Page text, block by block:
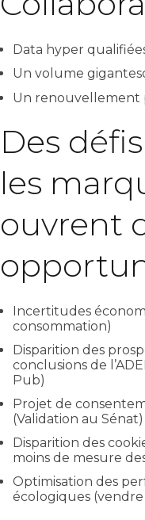
Data hyper
Un volume
Un renouvellement
Des
les
ouvrent
Incertitudes
consommation)
Disparition des
conclusions de
Pub)
Projet de
(Validation au Sénat)
Disparition des
moins de mesure
Optimisation des
écologiques